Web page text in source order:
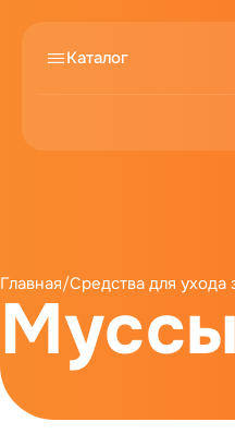
Каталог
Главная/Средства для ухода